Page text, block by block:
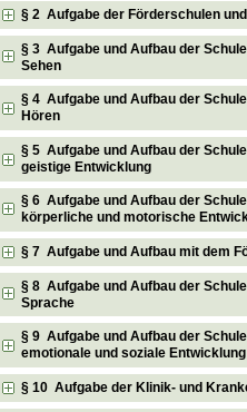
§ 2 Aufgabe der Förderschulen
§ 3 Aufgabe und Aufbau der
Sehen
§ 4 Aufgabe und Aufbau der
Hören
§ 5 Aufgabe und Aufbau der
geistige Entwicklung
§ 6 Aufgabe und Aufbau der
körperliche und motorische
§ 7 Aufgabe und Aufbau mit dem
§ 8 Aufgabe und Aufbau der
Sprache
§ 9 Aufgabe und Aufbau der
emotionale und soziale Entwicklung
§ 10 Aufgabe der Klinik- und